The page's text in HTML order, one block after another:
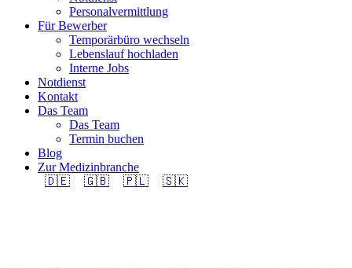
Personalvermittlung
Für Bewerber
Temporärbüro wechseln
Lebenslauf hochladen
Interne Jobs
Notdienst
Kontakt
Das Team
Das Team
Termin buchen
Blog
Zur Medizinbranche
🇩🇪
🇬🇧 🇵🇱 🇸🇰